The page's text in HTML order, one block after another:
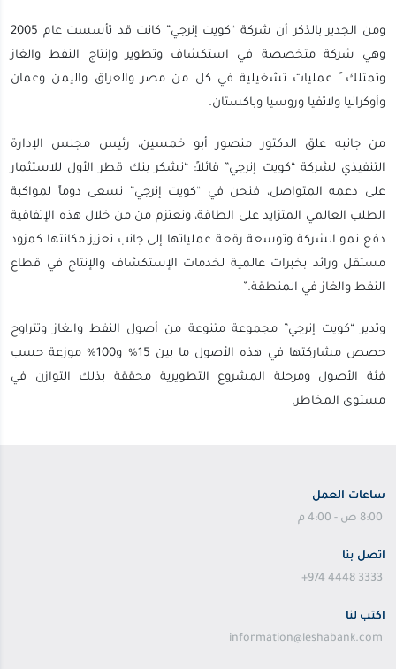
ومن الجدير بالذكر أن شركة “كويت إنرجي” كانت قد تأسست عام 2005
وهي شركة متخصصة في استكشاف وتطوير وإنتاج النفط والغاز
وتمتلك ً عمليات تشغيلية في كل من مصر والعراق واليمن وعمان
وأوكرانيا ولاتفيا وروسيا وباكستان.
من جانبه علق الدكتور منصور أبو خمسين، رئيس مجلس الإدارة
التنفيذي لشركة “كويت إنرجي” قائلاً: “نشكر بنك قطر الأول للاستثمار
على دعمه المتواصل، فنحن في “كويت إنرجي” نسعى دوماً لمواكبة
الطلب العالمي المتزايد على الطاقة، ونعتزم من من خلال هذه الإتفاقية
دفع نمو الشركة وتوسعة رقعة عملياتها إلى جانب تعزيز مكانتها كمزود
مستقل ورائد بخبرات عالمية لخدمات الإستكشاف والإنتاج في قطاع
النفط والغاز في المنطقة.”
وتدير “كويت إنرجي” مجموعة متنوعة من أصول النفط والغاز وتتراوح
حصص مشاركتها في هذه الأصول ما بين 15% و100% موزعة حسب
فئة الأصول ومرحلة المشروع التطويرية محققة بذلك التوازن في
مستوى المخاطر.
ساعات العمل
8:00 ص - 4:00 م
اتصل بنا
+974 4448 3333
اكتب لنا
information@leshabank.com